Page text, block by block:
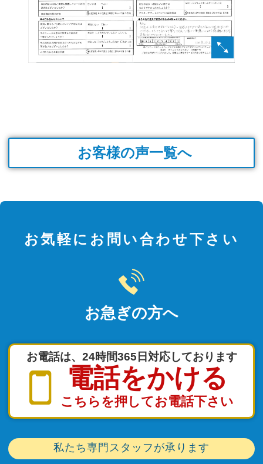
お客様の声一覧へ
お気軽にお問い合わせ下さい
お急ぎの方へ
お電話は、24時間365日対応しております
電話をかける
こちらを押してお電話下さい
私たち専門スタッフが承ります